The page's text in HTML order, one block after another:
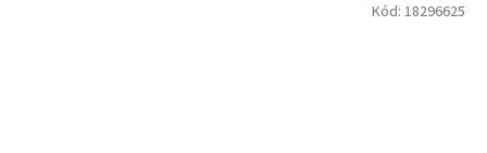
Kód: 18296625